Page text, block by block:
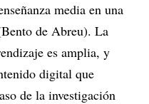
media en una
de Abreu). La
es amplia, y
digital que
de la investigación